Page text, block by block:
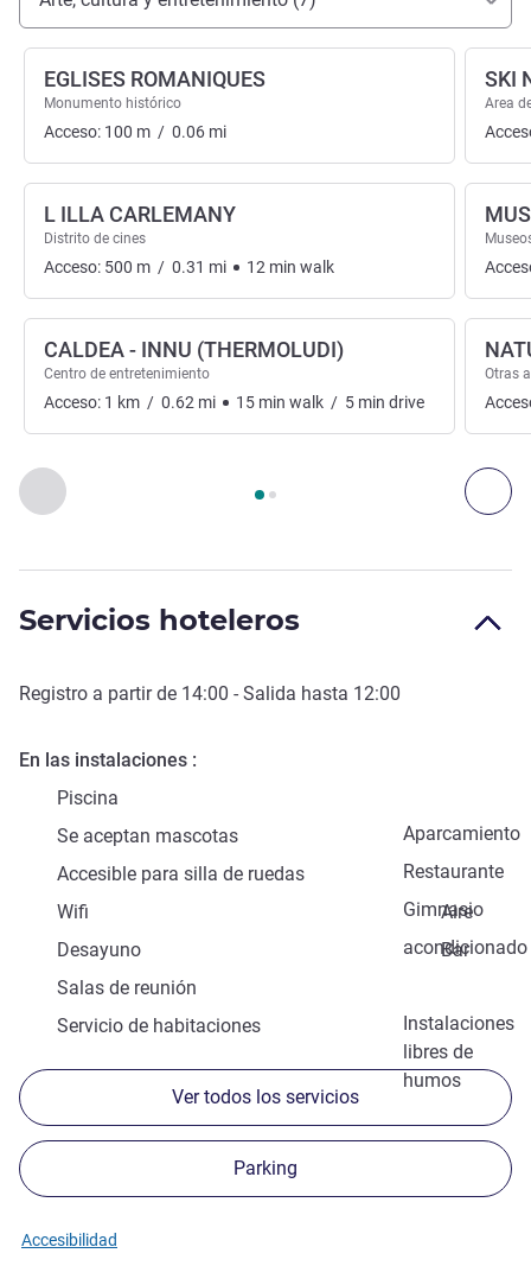
Anterior - Arte, cultura y entretenimiento
Página , Arte, cultura y entretenimiento 1 :, Arte,
EGLISES ROMANIQUES
Monumento histórico
Acceso: 100 m / 0.06 mi
L ILLA CARLEMANY
Distrito de cines
Acceso: 500 m / 0.31 mi 12 min walk
CALDEA - INNU (THERMOLUDI)
Centro de entretenimiento
Acceso: 1 km / 0.62 mi 15 min walk / 5 min drive
SKI
Area
Otras
Servicios hoteleros
Registro a partir de 14:00 - Salida hasta 12:00
En las instalaciones
Piscina
Aparcamiento
Se aceptan mascotas
Restaurante
Accesible para silla de ruedas
Gimnasio
Wifi
Aire
acondicionado
Desayuno
Bar
Salas de reunión
Instalaciones
libres de
humos
Servicio de habitaciones
Ver todos los servicios
Parking
Accesibilidad